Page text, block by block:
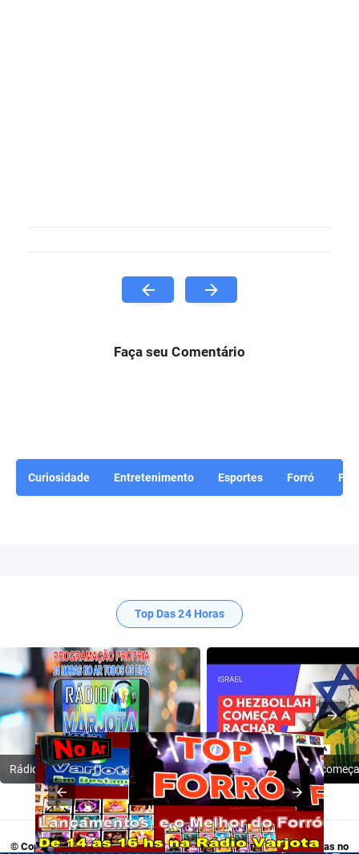
Faça seu Comentário
Curiosidade Entretenimento Esportes Forró
Top Das 24 Horas
Rádio Varjota: ((( Escute AQUI ))) | Conheça a Nossa Programação
© Copyright 2009-2024Rádio Varjota - Programação Própria, 24 Horas no